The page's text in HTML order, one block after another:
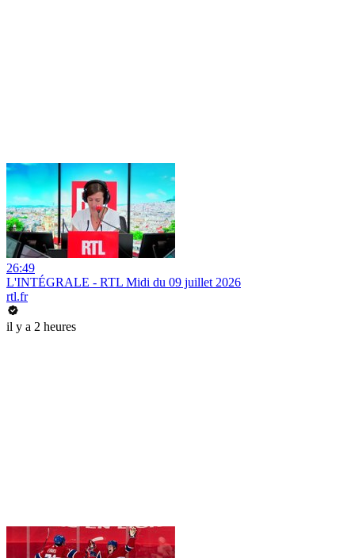
26:49
L'INTÉGRALE - RTL Midi du 09 juillet 2026
rtl.fr
il y a 2 heures